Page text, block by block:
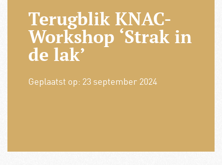
Terugblik KNAC-
Workshop ‘Strak in
de lak’
Geplaatst op: 23 september 2024